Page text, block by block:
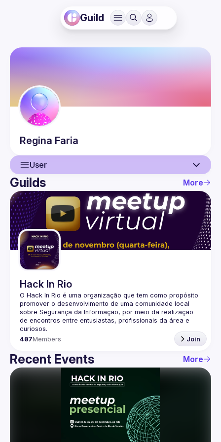
Guild
Regina Faria
User
User
Events
Guilds
Guilds More
Hack In Rio
O Hack In Rio é uma organização que tem como propósito
promover o desenvolvimento de uma comunidade local
sobre Segurança da Informação, por meio da realização
de encontros entre entusiastas, profissionais da área e
407Members Join
Recent Events More